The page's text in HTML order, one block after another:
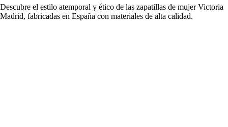
Descubre el estilo atemporal y ético de las zapatillas de mujer Victoria
Madrid, fabricadas en España con materiales de alta calidad.